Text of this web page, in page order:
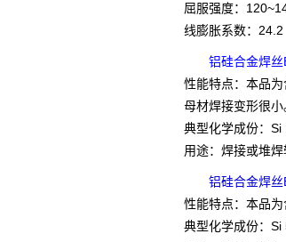
屈服强度：
线膨胀系数：
铝硅合金焊
性能特点：本品
母材焊接变形很小
典型化学成份：
用途：焊接或堆焊
铝硅合金焊
性能特点：本品
典型化学成份：